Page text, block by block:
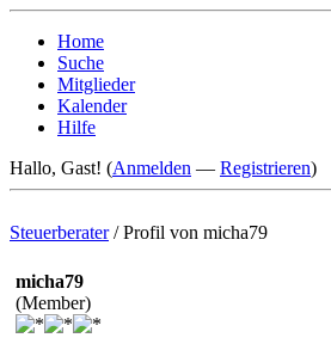
Home
Suche
Mitglieder
Kalender
Hilfe
Hallo, Gast! (Anmelden — Registrieren)
Steuerberater /Profil von micha79
micha79
(Member)